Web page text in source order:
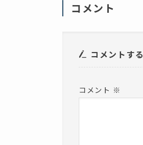
ン
ド
す
コメント
コメントする
コメント ※